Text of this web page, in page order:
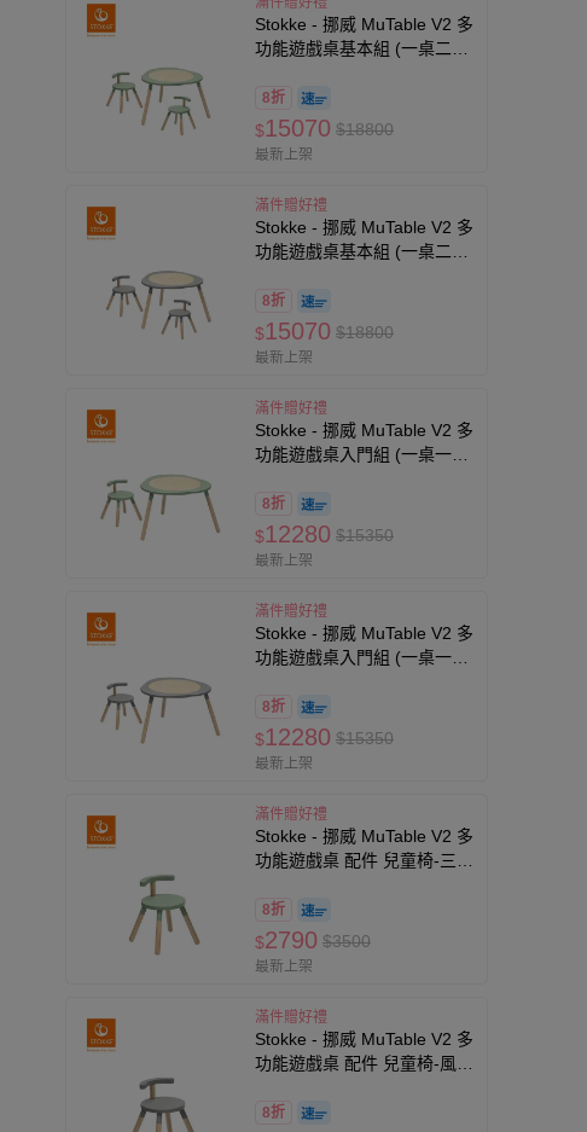
Stokke - 挪威 MuTable V2 多
功能遊戲桌基本組 (一桌二
8折
$15070 $18800
最新上架
滿件贈好禮
Stokke - 挪威 MuTable V2 多
功能遊戲桌基本組 (一桌二
8折
$15070 $18800
最新上架
滿件贈好禮
Stokke - 挪威 MuTable V2 多
功能遊戲桌入門組 (一桌一
8折
$12280 $15350
最新上架
滿件贈好禮
Stokke - 挪威 MuTable V2 多
功能遊戲桌入門組 (一桌一
8折
$12280 $15350
最新上架
滿件贈好禮
Stokke - 挪威 MuTable V2 多
功能遊戲桌 配件 兒童椅-三葉
8折
$2790 $3500
最新上架
滿件贈好禮
Stokke - 挪威 MuTable V2 多
功能遊戲桌 配件 兒童椅-風暴
8折